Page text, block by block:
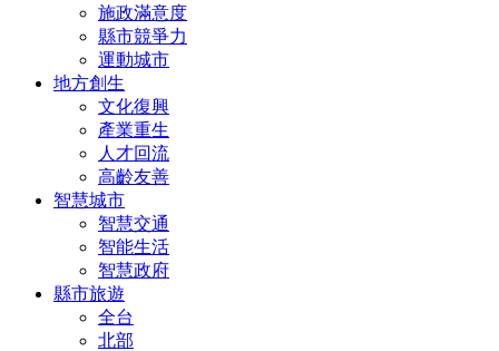
施政滿意度
縣市競爭力
運動城市
地方創生
文化復興
產業重生
人才回流
高齡友善
智慧城市
智慧交通
智能生活
智慧政府
縣市旅遊
全台
北部